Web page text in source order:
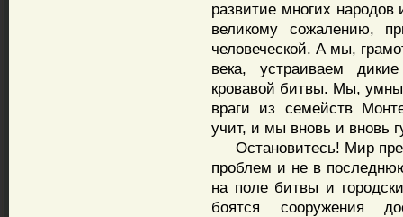
развитие многих
великому сожалению,
человеческой. А мы,
века, устраиваем
кровавой битвы. Мы,
враги из семейств
учит, и мы вновь и вновь
Остановитесь! Мир
проблем и не в
на поле битвы и
боятся сооружения